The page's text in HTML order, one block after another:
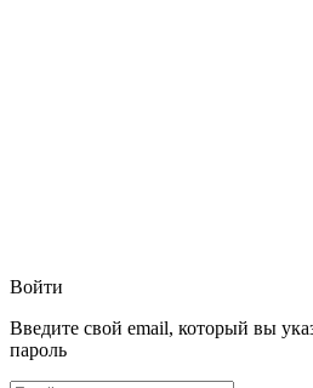
Войти
Введите свой email, который вы
пароль